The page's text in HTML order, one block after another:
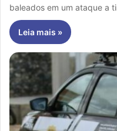
baleados em um ataque a
Leia mais »